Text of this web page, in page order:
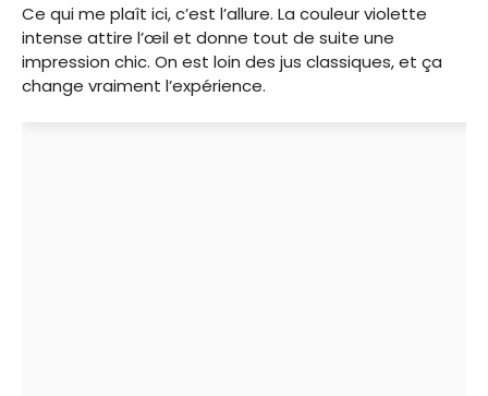
Ce qui me plaît ici, c’est l’allure. La couleur violette
intense attire l’œil et donne tout de suite une
impression chic. On est loin des jus classiques, et ça
change vraiment l’expérience.